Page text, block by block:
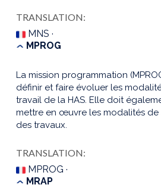
TRANSLATION:
MNS ·
MPROG
La mission programmation
définir et faire évoluer les
travail de la HAS. Elle doit
mettre en œuvre les modalités de
des travaux.
TRANSLATION:
MPROG ·
MRAP